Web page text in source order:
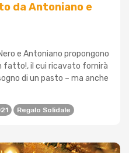
da Antoniano e
e Antoniano propongono
fatto!, il cui ricavato fornirà
di un pasto – ma anche
Regalo Solidale